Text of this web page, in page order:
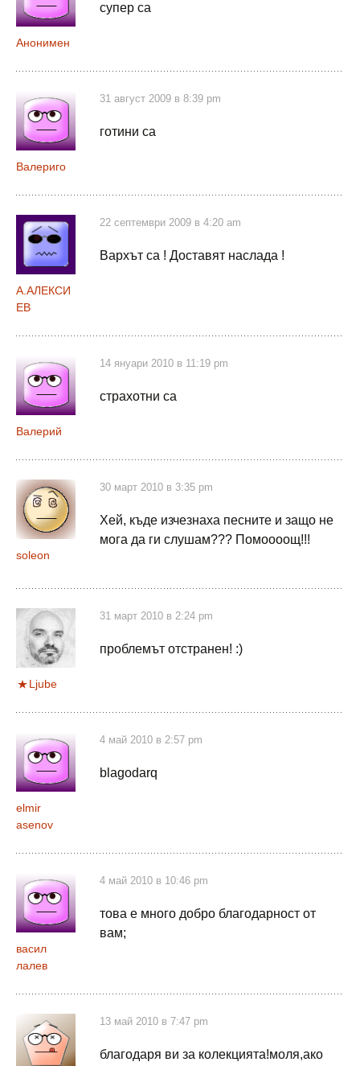
Анонимен
супер са
Валериго
31 август 2009 в 8:39 pm
готини са
А.АЛЕКСИ
ЕВ
22 септември 2009 в 4:20 am
Вархът са ! Доставят наслада !
Валерий
14 януари 2010 в 11:19 pm
страхотни са
soleon
30 март 2010 в 3:35 pm
Хей, къде изчезнаха песните и защо не
мога да ги слушам??? Помоооощ!!!
Ljube
31 март 2010 в 2:24 pm
проблемът отстранен! :)
elmir
asenov
4 май 2010 в 2:57 pm
blagodarq
васил
лалев
4 май 2010 в 10:46 pm
това е много добро благодарност от
вам;
13 май 2010 в 7:47 pm
благодаря ви за колекцията!моля,ако